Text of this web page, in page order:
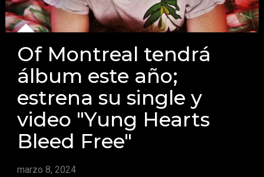
Of Montreal tendrá
álbum este año;
estrena su single y
video "Yung Hearts
Bleed Free"
marzo 8, 2024